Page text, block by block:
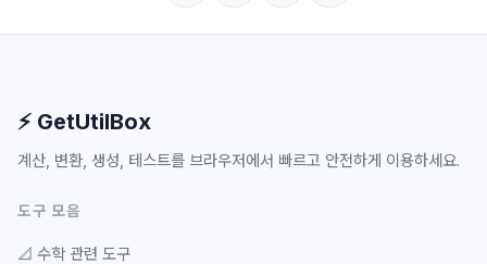
⚡ GetUtilBox
계산, 변환, 생성, 테스트를 브라우저에서 빠르고 안전하게 이용하세요.
도구 모음
📐 수학 관련 도구